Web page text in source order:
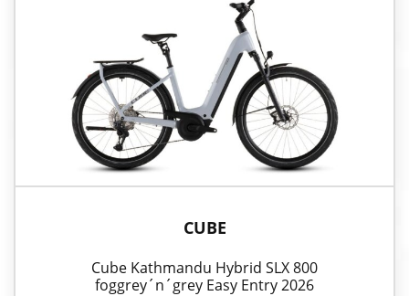
CUBE
Cube Kathmandu Hybrid SLX 800
foggrey´n´grey Easy Entry 2026